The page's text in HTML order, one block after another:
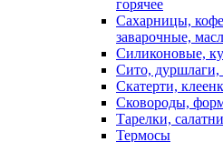
горячее
Сахарницы,
заварочные,
Силиконовые,
Сито, дуршлаги,
Скатерти,
Сковороды,
Тарелки,
Термосы